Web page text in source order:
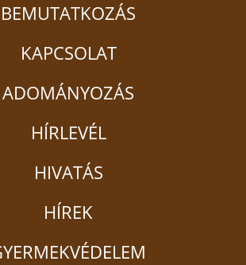
BEMUTATKOZÁS
KAPCSOLAT
ADOMÁNYOZÁS
HÍRLEVÉL
HIVATÁS
HÍREK